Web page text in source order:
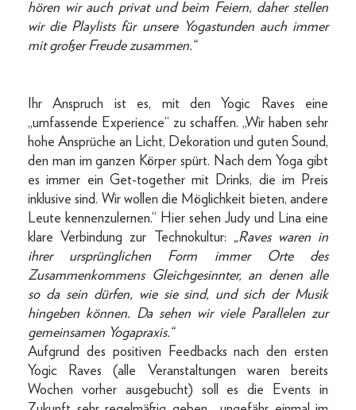
hören wir auch privat und beim Feiern, daher stellen
wir die Playlists für unsere Yogastunden auch immer
mit großer Freude zusammen.“
Ihr Anspruch ist es, mit den Yogic Raves eine
„umfassende Experience“ zu schaffen. „Wir haben sehr
hohe Ansprüche an Licht, Dekoration und guten Sound,
den man im ganzen Körper spürt. Nach dem Yoga gibt
es immer ein Get-together mit Drinks, die im Preis
inklusive sind. Wir wollen die Möglichkeit bieten, andere
Leute kennenzulernen.“ Hier sehen Judy und Lina eine
klare Verbindung zur Technokultur: „Raves waren in
ihrer ursprünglichen Form immer Orte des
Zusammenkommens Gleichgesinnter, an denen alle
so da sein dürfen, wie sie sind, und sich der Musik
hingeben können. Da sehen wir viele Parallelen zur
gemeinsamen Yogapraxis.“
Aufgrund des positiven Feedbacks nach den ersten
Yogic Raves (alle Veranstaltungen waren bereits
Wochen vorher ausgebucht) soll es die Events in